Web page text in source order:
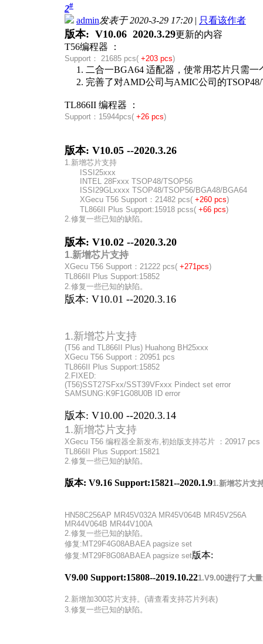
2#
admin发表于 2020-3-29 17:20 | 只看该作者
版本: V10.06 2020.3.29更新的内容
T56编程器 ：
Support： 21685 pcs( +203 pcs)
1. 二合一BGA64 适配器，使常用芯片只需一
2. 完善了对AMD公司与AMIC公司的TSOP48/
TL866II 编程器 ：
Support： 15944pcs( +26 pcs)
版本: V10.05 --2020.3.26
1.新增芯片支持
ISSI25xxx
INTEL 28Fxxx TSOP48/TSOP56
ISSI29GLxxxx TSOP48/TSOP56/BGA48/BGA64
XGecu T56 Support：21482 pcs( +260 pcs)
TL866II Plus Support:15918 pcss( +66 pcs)
2.修复一些已知的缺陷。
版本: V10.02 --2020.3.20
1.新增芯片支持
XGecu T56 Support：21222 pcs( +271pcs)
TL866II Plus Support:15852
2.修复一些已知的缺陷。
版本: V10.01 --2020.3.16
1.新增芯片支持
(T56 and TL866II Plus) Huahong BH25xxx
XGecu T56 Support：20951 pcs
TL866II Plus Support:15852
2.FIXED:
(T56)SST27SFxx/SST39VFxxx Pindect set error
SAMSUNG:K9F1G08U0B ID error
版本: V10.00 --2020.3.14
1.新增芯片支持
XGecu T56 编程器全新发布,初始版支持芯片 ：20917 pcs
TL866II Plus Support:15821
2.修复一些已知的缺陷。
版本: V9.16 Support:15821--2020.1.91.新增芯片支
HN58C256AP MR45V032A MR45V064B MR45V256A
MR44V064B MR44V100A
2.修复一些已知的缺陷。
修复:MT29F4G08ABAEA pagsize set
修复:MT29F8G08ABAEA pagsize set版本:
V9.00 Support:15808--2019.10.221.V9.00进行了大
2.新增加300芯片支持。(请查看支持芯片列表)
3.修复一些已知的缺陷。